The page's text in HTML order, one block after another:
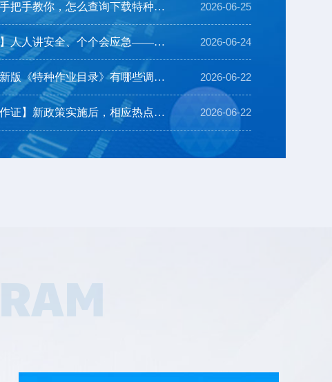
】2026版新规定一起来看看
消防设施操作员 新规定解答 湖北省思特职业培训学校 注意啦！ 2026版消防设施操作员国家职业标准10月1日起施行！ 新旧政策相比有很大变化：最主要的是：不再分职业方向了，也就是不再区分监控操作方向和维护保养方向了，合二为一。第二个重大变化，要求必须经过培训，并且有培训时长要...
【证书查询】手把手教你，怎么查询下载特种作业操作证... 2026-06-25
【安全生产月】人人讲安全、个个会应急——排查整治风... 2026-06-24
【特种作业】新版《特种作业目录》有哪些调整？ 2026-06-22
【特种作业操作证】新政策实施后，相应热点问题为您解... 2026-06-22